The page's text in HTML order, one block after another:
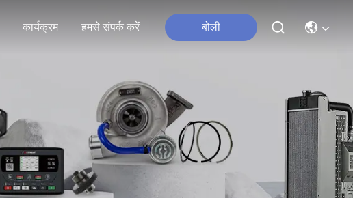
कार्यक्रम हमसे संपर्क करें बोली